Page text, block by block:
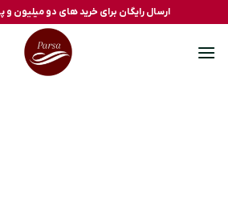
to
content
ارسال رایگان برای خرید های دو میلیون و